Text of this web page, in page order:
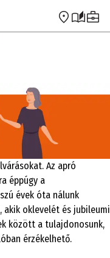
a fő tartalomra
Az apró
éppúgy a
évek óta nálunk
akik oklevelét és jubileumi
között a tulajdonosunk,
érzékelhető.